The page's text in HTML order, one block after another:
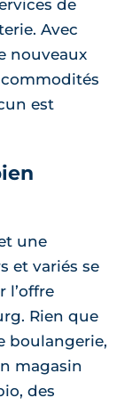
de
Avec
nouveaux
est
une
et variés se
l’offre
Rien que
boulangerie,
magasin
des